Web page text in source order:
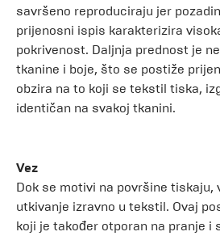
savršeno reproduciraju jer
prijenosni ispis karakterizira
pokrivenost. Daljnja prednost je
tkanine i boje, što se postiže
obzira na to koji se tekstil tiska,
identičan na svakoj tkanini.
Vez
Dok se motivi na površine tiskaju,
utkivanje izravno u tekstil. Ovaj
koji je također otporan na pranje i